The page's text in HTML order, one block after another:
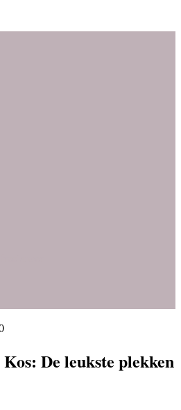
De leukste plekken